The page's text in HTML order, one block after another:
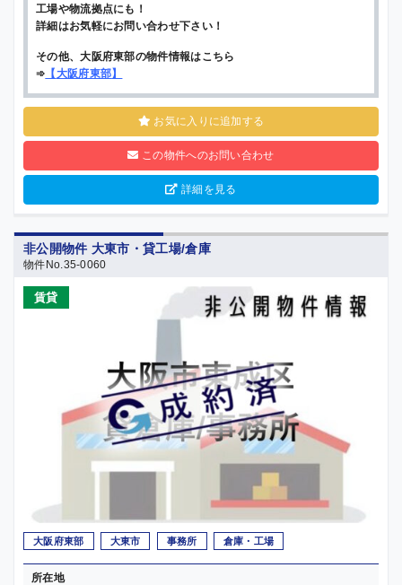
工場や物流拠点にも！
詳細はお気軽にお問い合わせ下さい！
その他、大阪府東部の物件情報はこちら
➾ 【大阪府東部】
お気に入りに追加する
この物件へのお問い合わせ
詳細を見る
非公開物件 大東市・貸工場/倉庫
物件No.35-0060
賃貸
大阪府東部 大東市 事務所 倉庫・工場
所在地